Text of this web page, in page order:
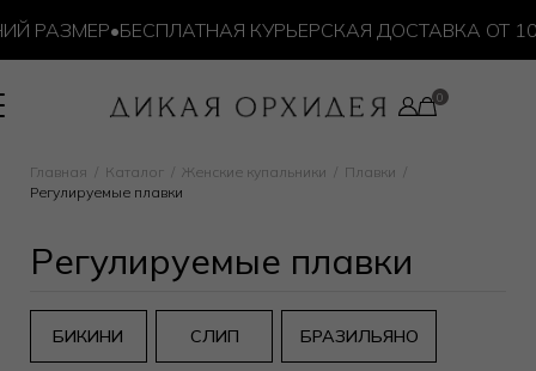
РАЗМЕР•БЕСПЛАТНАЯ КУРЬЕРСКАЯ ДОСТАВКА ОТ 10
Главная Каталог Женские купальники
Плавки
Регулируемые плавки
Регулируемые плавки
БИКИНИ СЛИП БРАЗИЛЬЯНО